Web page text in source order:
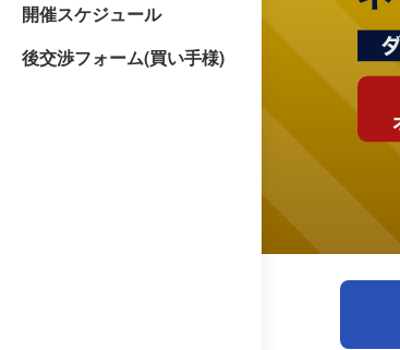
開催スケジュール
後交渉フォーム(買い手様)